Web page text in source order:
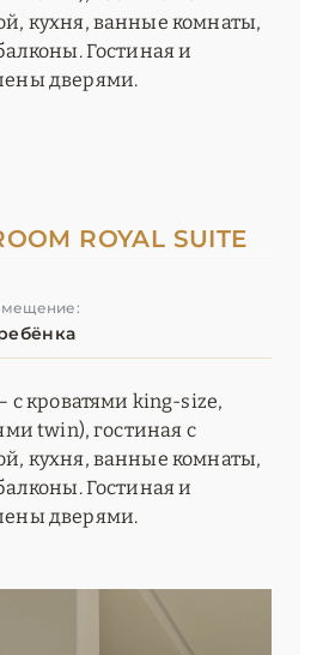
кухня, ванные комнаты,
Гостиная и
дверями.
ROYAL SUITE
с кроватями king-size,
twin), гостиная с
кухня, ванные комнаты,
Гостиная и
дверями.